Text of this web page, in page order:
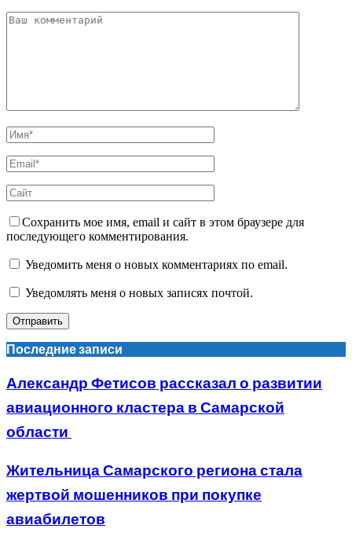
Сохранить мое имя, email и сайт в этом браузере для
последующего комментирования.
Уведомить меня о новых комментариях по email.
Уведомлять меня о новых записях почтой.
Последние записи
Александр Фетисов рассказал о развитии
авиационного кластера в Самарской
области
Жительница Самарского региона стала
жертвой мошенников при покупке
авиабилетов